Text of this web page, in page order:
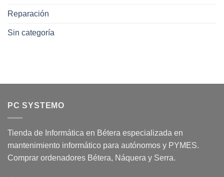
Reparación
Sin categoría
PC SYSTEMO
Tienda de Informática en Bétera especializada en
mantenimiento informático para autónomos y PYMES.
Comprar ordenadores Bétera, Náquera y Serra.